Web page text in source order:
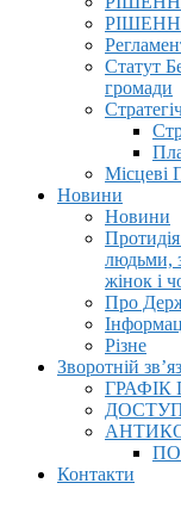
Статут
громади
Місцеві
Новини
Новини
людьми,
жінок і
Про
Різне
Зворотній
Контакти